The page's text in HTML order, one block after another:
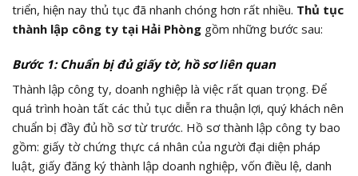
triển, hiện nay thủ tục đã nhanh chóng hơn rất nhiều. Thủ tục
thành lập công ty tại Hải Phòng gồm những bước sau:
Bước 1: Chuẩn bị đủ giấy tờ, hồ sơ liên quan
Thành lập công ty, doanh nghiệp là việc rất quan trọng. Để
quá trình hoàn tất các thủ tục diễn ra thuận lợi, quý khách nên
chuẩn bị đầy đủ hồ sơ từ trước. Hồ sơ thành lập công ty bao
gồm: giấy tờ chứng thực cá nhân của người đại diện pháp
luật, giấy đăng ký thành lập doanh nghiệp, vốn điều lệ, danh